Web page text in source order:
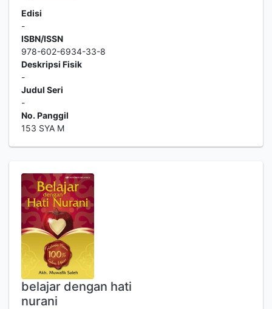
Edisi
-
ISBN/ISSN
978-602-6934-33-8
Deskripsi Fisik
-
Judul Seri
-
No. Panggil
153 SYA M
belajar dengan hati
nurani